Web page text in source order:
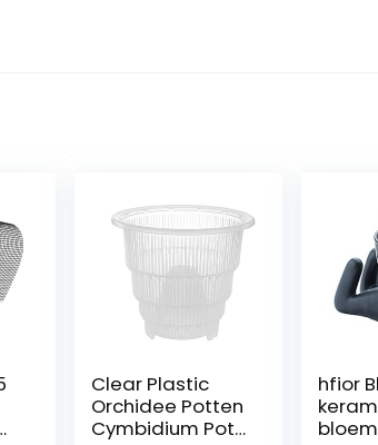
Clear Plastic
Orchidee Potten
Cymbidium Pot
hfior